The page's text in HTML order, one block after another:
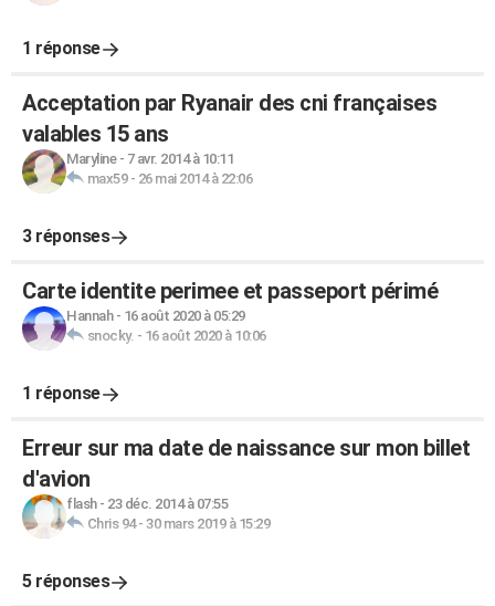
1 réponse
Acceptation par Ryanair des cni françaises
valables 15 ans
Maryline- 7 avr. 2014 à 10:11
max59- 26 mai 2014 à 22:06
3 réponses
Carte identite perimee et passeport périmé
Hannah- 16 août 2020 à 05:29
snocky. - 16 août 2020 à 10:06
1 réponse
Erreur sur ma date de naissance sur mon billet
d'avion
flash- 23 déc. 2014 à 07:55
Chris 94- 30 mars 2019 à 15:29
5 réponses